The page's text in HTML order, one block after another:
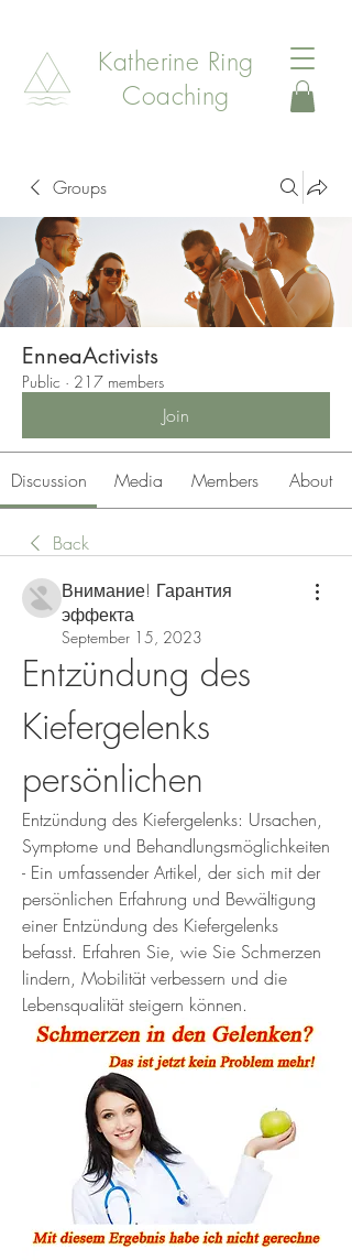
Katherine Ring
Coaching
Groups
EnneaActivists
Public · 217 members
Join
Discussion Media Members About
Back
Внимание! Гарантия
эффекта
September 15, 2023
Entzündung des
Kiefergelenks
persönlichen
Entzündung des Kiefergelenks: Ursachen,
Symptome und Behandlungsmöglichkeiten
- Ein umfassender Artikel, der sich mit der
persönlichen Erfahrung und Bewältigung
einer Entzündung des Kiefergelenks
befasst. Erfahren Sie, wie Sie Schmerzen
lindern, Mobilität verbessern und die
Lebensqualität steigern können.